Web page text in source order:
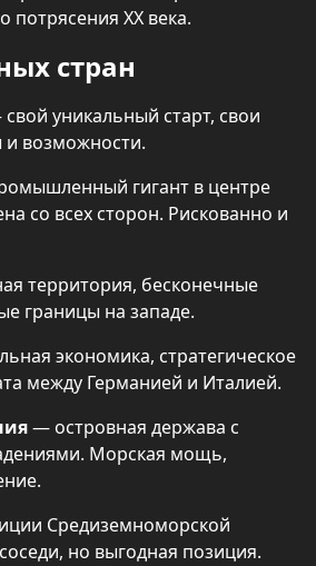
потрясения XX века.
стран
уникальный старт, свои
и возможности.
гигант в центре
со всех сторон. Рискованно и
территория, бесконечные
границы на западе.
экономика, стратегическое
между Германией и Италией.
— островная держава с
Морская мощь,
Средиземноморской
но выгодная позиция.